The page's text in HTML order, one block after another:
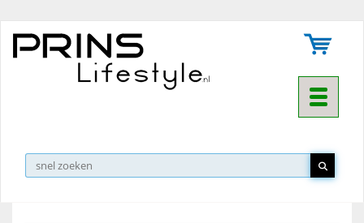
Toggle
▼